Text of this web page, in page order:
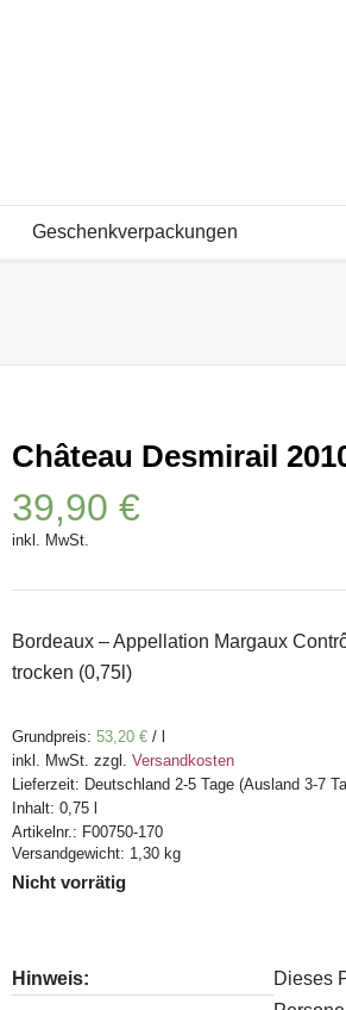
Geschenkverpackungen
Château Desmirail
39,90€
inkl. MwSt.
Bordeaux – Appellation Margaux
trocken (0,75l)
Grundpreis:53,20€ /
inkl. MwSt. zzgl.Versandkosten
Lieferzeit: Deutschland 2-5 Tage (Ausland 3-7
Inhalt: 0,75
Artikelnr.: F00750-170
Versandgewicht: 1,30 kg
Nicht vorrätig
Hinweis:
Dieses